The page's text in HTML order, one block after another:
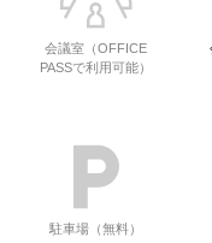
会議室（OFFICE
PASSで利用可能）
駐車場（無料）